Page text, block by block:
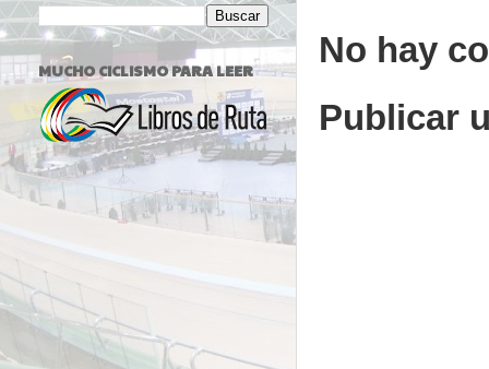
No hay
Publicar
MUCHO CICLISMO PARA LEER